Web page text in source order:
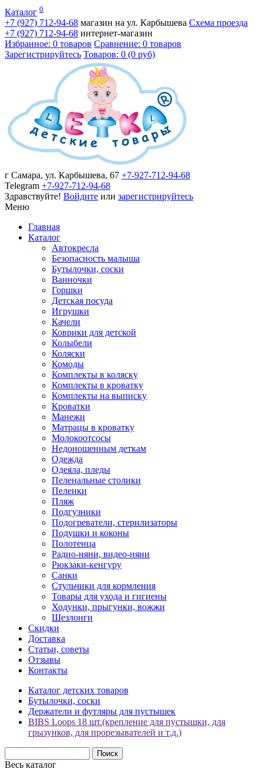
Каталог 0
+7 (927) 712-94-68 магазин на ул. Карбышева Схема проезда
+7 (927) 712-94-68 интернет-магазин
Избранное: 0 товаров Сравнение: 0 товаров
Зарегистрируйтесь Товаров: 0 (0 руб)
г Самара, ул. Карбышева, 67 +7-927-712-94-68
Telegram +7-927-712-94-68
Здравствуйте! Войдите или зарегистрируйтесь
Меню
Главная
Каталог
Автокресла
Безопасность малыша
Бутылочки, соски
Ванночки
Горшки
Детская посуда
Игрушки
Качели
Коврики для детской
Колыбели
Коляски
Комоды
Комплекты в коляску
Комплекты в кроватку
Комплекты на выписку
Кроватки
Манежи
Матрацы в кроватку
Молокоотсосы
Недоношенным деткам
Одежда
Одеяла, пледы
Пеленальные столики
Пеленки
Пляж
Подгузники
Подогреватели, стерилизаторы
Подушки и коконы
Полотенца
Радио-няни, видео-няни
Рюкзаки-кенгуру
Санки
Стульчики для кормления
Товары для ухода и гигиены
Ходунки, прыгунки, вожжи
Шезлонги
Скидки
Доставка
Статьи, советы
Отзывы
Контакты
Каталог детских товаров
Бутылочки, соски
Держатели и футляры для пустышек
BIBS Loops 18 шт.(крепление для пустышки, для
грызунков, для прорезывателей и т.д.)
Весь каталог